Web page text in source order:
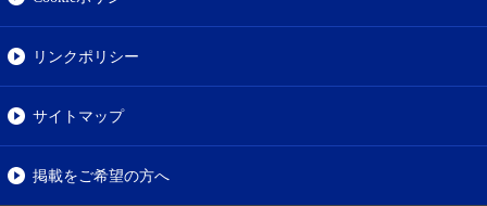
リンクポリシー
サイトマップ
掲載をご希望の方へ